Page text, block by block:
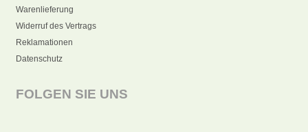
Warenlieferung
Widerruf des Vertrags
Reklamationen
Datenschutz
FOLGEN SIE UNS